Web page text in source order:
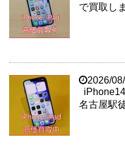
で買取し
2026/
名古屋駅